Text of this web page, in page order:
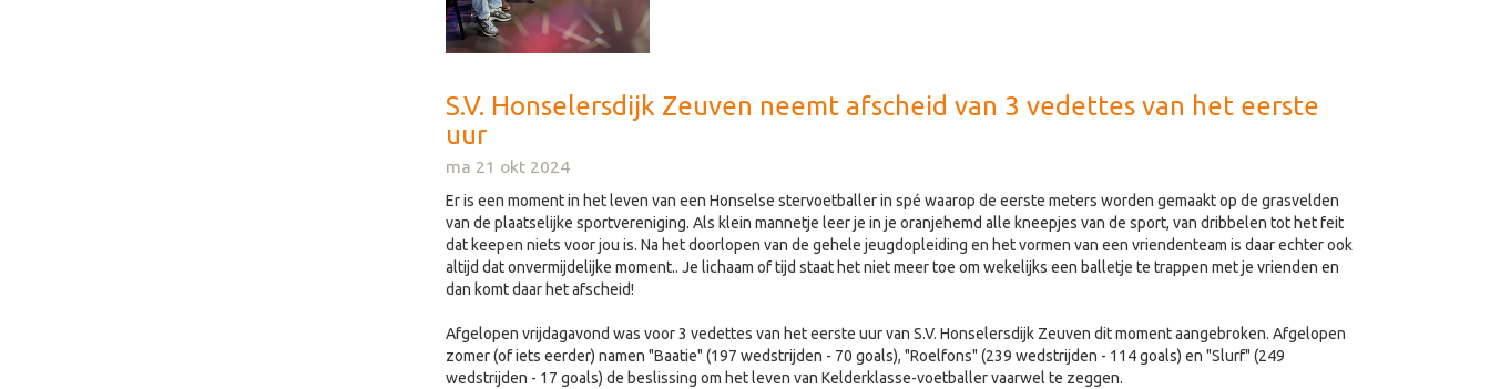
S.V. Honselersdijk Zeuven neemt afscheid van 3 vedettes van het eerste
uur
ma 21 okt 2024
Er is een moment in het leven van een Honselse stervoetballer in spé waarop de eerste meters worden gemaakt op de grasvelden
van de plaatselijke sportvereniging. Als klein mannetje leer je in je oranjehemd alle kneepjes van de sport, van dribbelen tot het feit
dat keepen niets voor jou is. Na het doorlopen van de gehele jeugdopleiding en het vormen van een vriendenteam is daar echter ook
altijd dat onvermijdelijke moment.. Je lichaam of tijd staat het niet meer toe om wekelijks een balletje te trappen met je vrienden en
dan komt daar het afscheid!
Afgelopen vrijdagavond was voor 3 vedettes van het eerste uur van S.V. Honselersdijk Zeuven dit moment aangebroken. Afgelopen
zomer (of iets eerder) namen "Baatie" (197 wedstrijden - 70 goals), "Roelfons" (239 wedstrijden - 114 goals) en "Slurf" (249
wedstrijden - 17 goals) de beslissing om het leven van Kelderklasse-voetballer vaarwel te zeggen.